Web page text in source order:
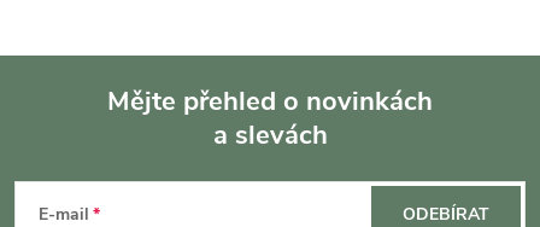
Mějte přehled o novinkách
a slevách
E-mail ODEBÍRAT